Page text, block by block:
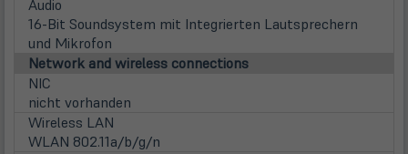
Audio
16-Bit Soundsystem mit Integrierten Lautsprechern
und Mikrofon
Network and wireless connections
NIC
nicht vorhanden
Wireless LAN
WLAN 802.11a/b/g/n